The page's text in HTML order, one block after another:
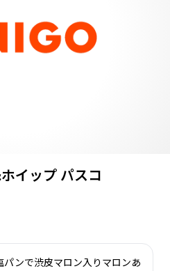
イップ パスコ
ンで渋皮マロン入りマロンあ